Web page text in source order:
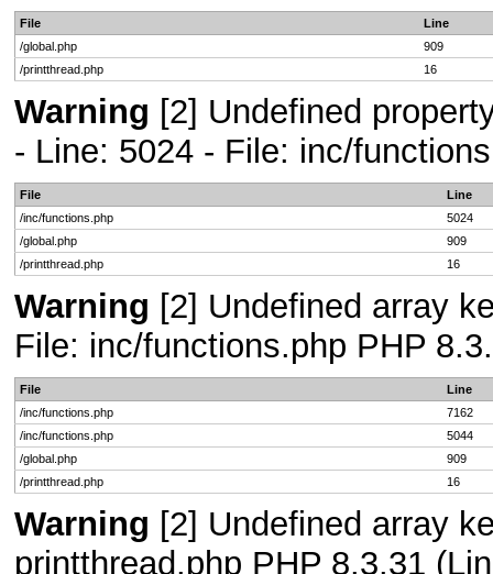
File
Line
/global.php
909
/printthread.php
16
Warning [2] Undefined
- Line: 5024 - File: inc/
File
Line
/inc/functions.php
5024
/global.php
909
/printthread.php
16
Warning [2] Undefined array
File: inc/functions.php PHP
File
Line
/inc/functions.php
7162
/inc/functions.php
5044
/global.php
909
/printthread.php
16
Warning [2] Undefined array
printthread.php PHP 8.3.31